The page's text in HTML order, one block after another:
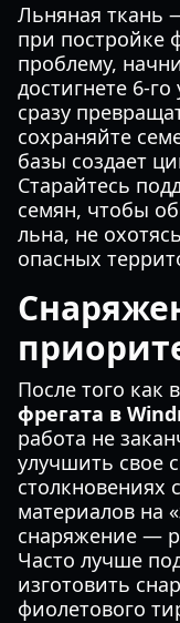
Льняная ткань
при постройке
проблему,
достигнете 6-
сразу
сохраняйте
базы создает
Старайтесь
семян, чтобы
льна, не
опасных
После того как
фрегата в
работа не
улучшить свое
столкновениях
материалов на
снаряжение —
Часто лучше
изготовить
фиолетового